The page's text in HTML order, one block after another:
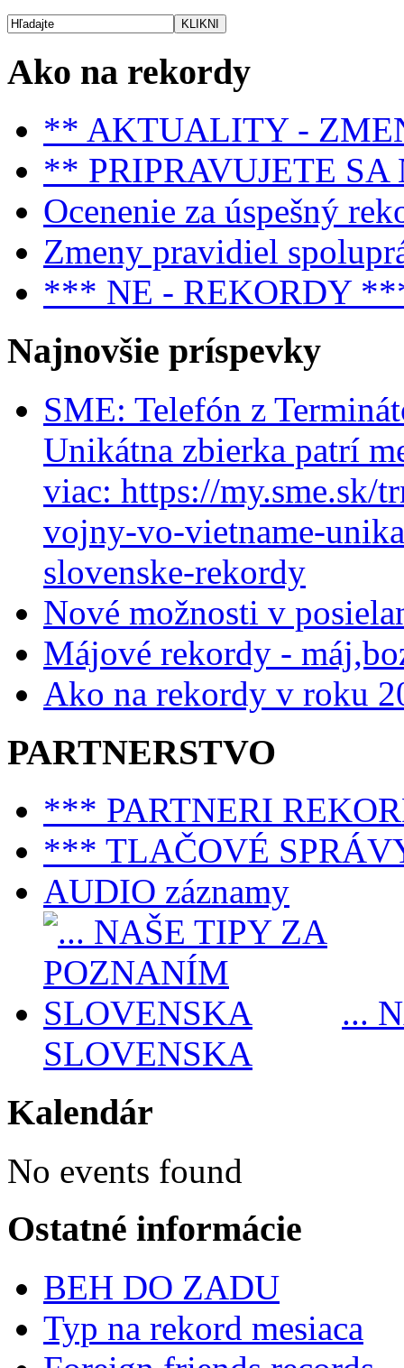
Ako na rekordy
** AKTUALITY -
** PRIPRAVUJETE SA
Ocenenie za úspešný
Zmeny pravidiel
*** NE - REKORDY
Najnovšie príspevky
SME: Telefón z
Unikátna zbierka patrí
viac: https://my.sme.sk/
vojny-vo-vietname-
slovenske-rekordy
Nové možnosti v
Májové rekordy -
Ako na rekordy v roku
PARTNERSTVO
*** PARTNERI
*** TLAČOVÉ
AUDIO záznamy
...
SLOVENSKA
Kalendár
No events found
Ostatné informácie
BEH DO ZADU
Typ na rekord mesiaca